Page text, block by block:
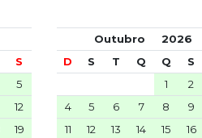
S
5
12
19
Outubro 2026
D
S T Q Q S
1
2
4
5 6 7 8 9
11
12 13 14 15 16